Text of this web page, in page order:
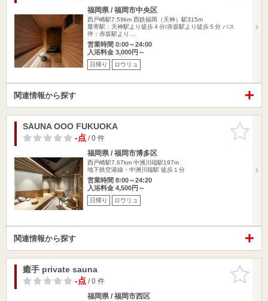
福岡県 / 福岡市中央区
西戸崎駅7.59km 西鉄福岡（天神）駅315m
最寄駅：天神駅より徒歩４分/赤坂駅より徒歩５分 バス
停：赤坂駅より…
営業時間 0:00～24:00
入浴料金 3,000円～
日帰り ロウリュ
関連情報から探す
お気に入
りに追加
SAUNA OOO FUKUOKA
-点/ 0 件
福岡県 / 福岡市博多区
西戸崎駅7.67km 中洲川端駅197m
地下鉄空港線・中洲川端駅 徒歩１分
営業時間 8:00～24:20
入浴料金 4,500円～
日帰り ロウリュ
関連情報から探す
お気に入
りに追加
癒手 private sauna
-点/ 0 件
福岡県 / 福岡市西区